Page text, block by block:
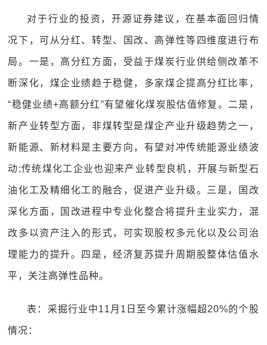
对于行业的投资，开源证券建议，在基本面回归情
况下，可从分红、转型、国改、高弹性等四维度进行布
局。一是，高分红方面，受益于煤炭行业供给侧改革不
断深化，煤企业绩趋于稳健，多家煤企提高分红比率，
“稳健业绩+高额分红”有望催化煤炭股估值修复。二是，
新产业转型方面，非煤转型是煤企产业升级趋势之一，
新能源、新材料是主要方向，有望对冲传统能源业绩波
动;传统煤化工企业也迎来产业转型良机，开展与新型石
油化工及精细化工的融合，促进产业升级。三是，国改
深化方面，国改进程中专业化整合将提升主业实力，混
改多以资产注入的形式，可实现股权多元化以及公司治
理能力的提升。四是，经济复苏提升周期股整体估值水
平，关注高弹性品种。
表：采掘行业中11月1日至今累计涨幅超20%的个股
情况：